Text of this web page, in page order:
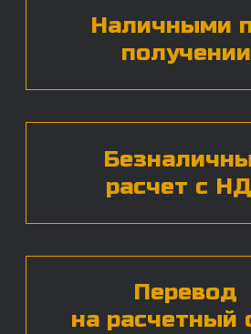
Нажимая на кнопку, вы даете согласие наобработку
персональных данных*
ЧАСТЫЕ ВОПРОСЫ